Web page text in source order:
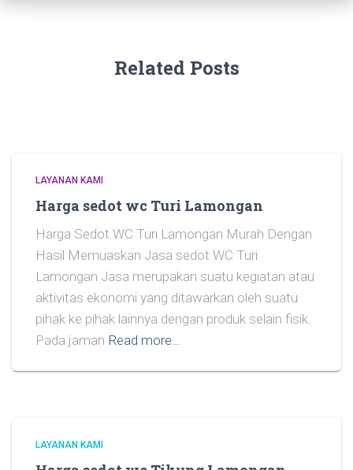
Related Posts
LAYANAN KAMI
Harga sedot wc Turi Lamongan
Harga Sedot WC Turi Lamongan Murah Dengan
Hasil Memuaskan Jasa sedot WC Turi
Lamongan Jasa merupakan suatu kegiatan atau
aktivitas ekonomi yang ditawarkan oleh suatu
pihak ke pihak lainnya dengan produk selain fisik.
Pada jaman Read more…
LAYANAN KAMI